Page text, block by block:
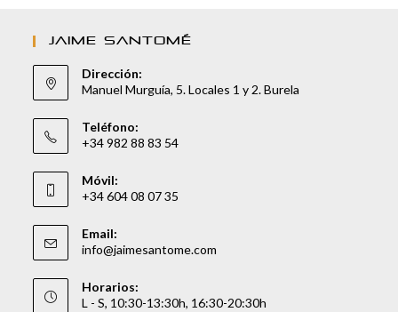
JAIME SANTOMÉ
Dirección:
Manuel Murguía, 5. Locales 1 y 2. Burela
Teléfono:
+34 982 88 83 54
Móvil:
+34 604 08 07 35
Email:
info@jaimesantome.com
Horarios:
L - S, 10:30-13:30h, 16:30-20:30h